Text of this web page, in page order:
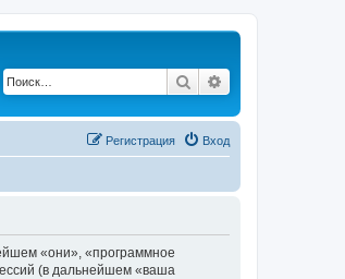
Поиск
Вход
Регистрация
«они», «программное
(в дальнейшем «ваша